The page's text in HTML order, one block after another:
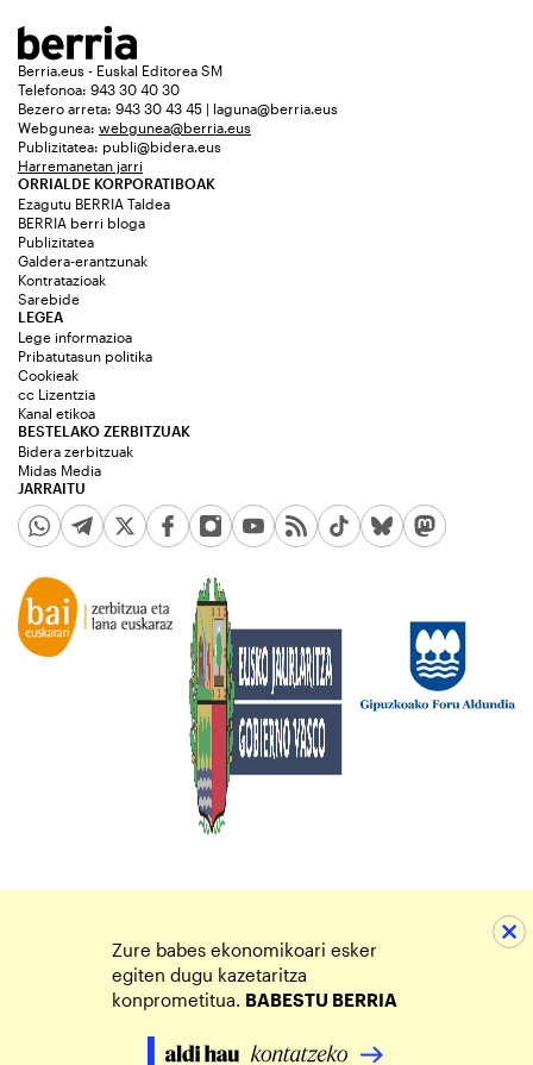
Berria.eus - Euskal Editorea SM
Telefonoa: 943 30 40 30
Bezero arreta: 943 30 43 45 | laguna@berria.eus
Webgunea: webgunea@berria.eus
Publizitatea: publi@bidera.eus
Harremanetan jarri
ORRIALDE KORPORATIBOAK
Ezagutu BERRIA Taldea
BERRIA berri bloga
Publizitatea
Galdera-erantzunak
Kontratazioak
Sarebide
JARRAITU
LEGEA
Lege informazioa
Pribatutasun politika
Cookieak
cc Lizentzia
Kanal etikoa
BESTELAKO ZERBITZUAK
Bidera zerbitzuak
Midas Media
Zure babes ekonomikoari esker
egiten dugu kazetaritza
konprometitua. BABESTU BERRIA